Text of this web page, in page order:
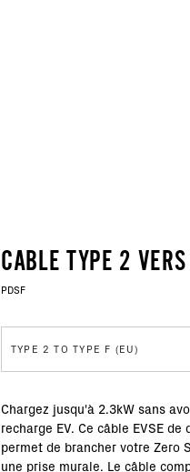
CABLE TYPE 2
PDSF
TYPE 2 TO TYPE F (EU)
Chargez jusqu'à 2.3kW sans
recharge EV. Ce câble EVSE
permet de brancher votre Zero
une prise murale. Le câble